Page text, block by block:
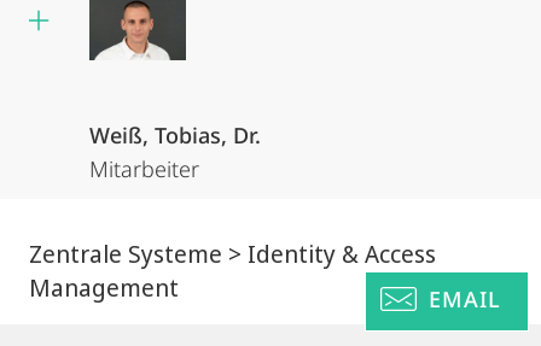
EMAIL
Weiß, Tobias, Dr.
Mitarbeiter
Zentrale Systeme > Identity & Access
Management